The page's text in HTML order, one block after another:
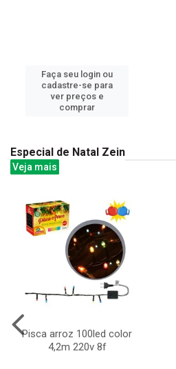
Faça seu login ou
cadastre-se para
ver preços e
comprar
Especial de Natal Zein
Veja mais
Pisca arroz 100led color
4,2m 220v 8f